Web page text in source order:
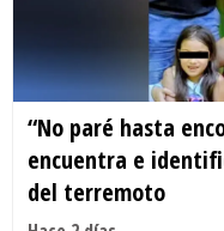
“No paré hasta
encuentra e
del terremoto